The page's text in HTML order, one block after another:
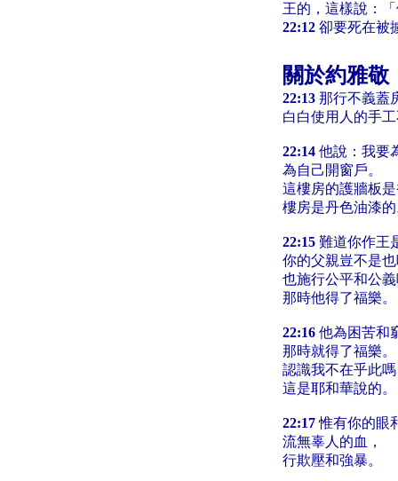
王的，這樣說：
22:12 卻要死在被
關於約雅敬
22:13 那行不義蓋
白白使用人的手
22:14 他說：我要
為自己開窗戶。
這樓房的護牆板
樓房是丹色油漆
22:15 難道你作王
你的父親豈不是
也施行公平和公
那時他得了福樂。
22:16 他為困苦和
那時就得了福樂。
認識我不在乎此
這是耶和華說的。
22:17 惟有你的眼
流無辜人的血，
行欺壓和強暴。